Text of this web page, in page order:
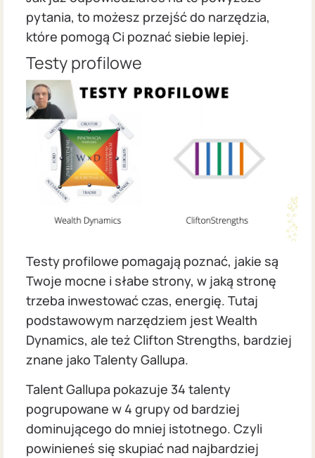
pytania, to możesz przejść do narzędzia,
które pomogą Ci poznać siebie lepiej.
Testy profilowe
Testy profilowe pomagają poznać, jakie są
Twoje mocne i słabe strony, w jaką stronę
trzeba inwestować czas, energię. Tutaj
podstawowym narzędziem jest Wealth
Dynamics, ale też Clifton Strengths, bardziej
znane jako Talenty Gallupa.
Talent Gallupa pokazuje 34 talenty
pogrupowane w 4 grupy od bardziej
dominującego do mniej istotnego. Czyli
powinieneś się skupiać nad najbardziej